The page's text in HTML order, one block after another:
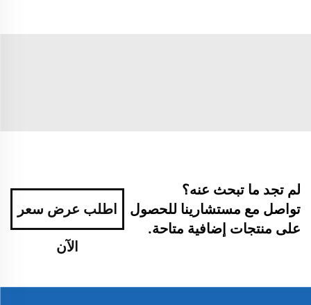
لم تجد ما تبحث عنه؟
تواصل مع مستشارينا للحصول
على منتجات إضافية متاحة.
اطلب عرض سعر
الآن